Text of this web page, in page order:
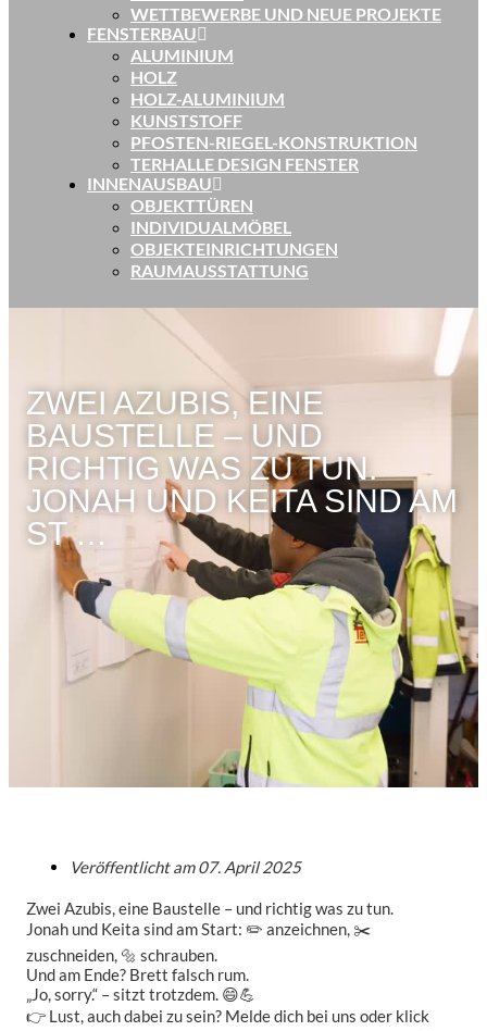
WETTBEWERBE UND NEUE PROJEKTE
FENSTERBAU
ALUMINIUM
HOLZ
HOLZ-ALUMINIUM
KUNSTSTOFF
PFOSTEN-RIEGEL-KONSTRUKTION
TERHALLE DESIGN FENSTER
INNENAUSBAU
OBJEKTTÜREN
INDIVIDUALMÖBEL
OBJEKTEINRICHTUNGEN
RAUMAUSSTATTUNG
ZWEI AZUBIS, EINE
BAUSTELLE – UND
RICHTIG WAS ZU TUN.
JONAH UND KEITA SIND AM
ST …
Veröffentlicht am07. April 2025
Zwei Azubis, eine Baustelle – und richtig was zu tun.
Jonah und Keita sind am Start: ✏️ anzeichnen, ✂️
zuschneiden, 🔩 schrauben.
Und am Ende? Brett falsch rum.
„Jo, sorry.“ – sitzt trotzdem. 😄💪
👉 Lust, auch dabei zu sein? Melde dich bei uns oder klick